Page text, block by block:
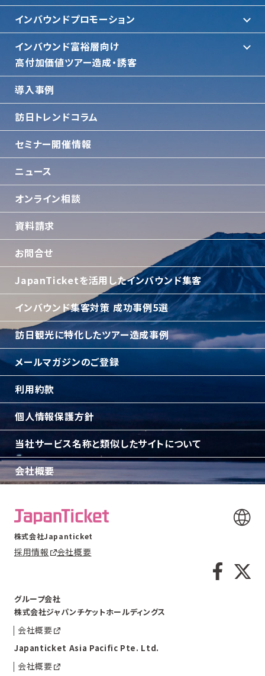
インバウンドプロモーション
インバウンド富裕層向け
⾼付加価値ツアー造成・誘客
導入事例
訪日トレンドコラム
セミナー開催情報
ニュース
オンライン相談
資料請求
お問合せ
JapanTicketを活用したインバウンド集客
インバウンド集客対策 成功事例5選
訪日観光に特化したツアー造成事例
メールマガジンのご登録
利用約款
個人情報保護方針
当社サービス名称と類似したサイトについて
会社概要
グループ会社
株式会社ジャパンチケットホールディングス
会社概要
Japanticket Asia Pacific Pte. Ltd.
会社概要
株式会社Japanticket
採用情報 会社概要